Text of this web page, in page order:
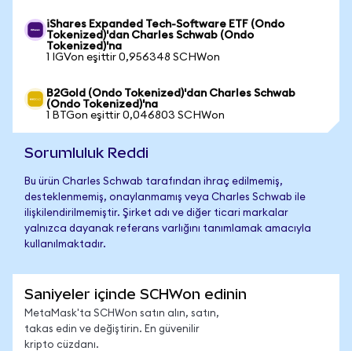
iShares Expanded Tech-Software ETF (Ondo
Tokenized)'dan Charles Schwab (Ondo
Tokenized)'na
1 IGVon eşittir 0,956348 SCHWon
B2Gold (Ondo Tokenized)'dan Charles Schwab
(Ondo Tokenized)'na
1 BTGon eşittir 0,046803 SCHWon
Sorumluluk Reddi
Bu ürün Charles Schwab tarafından ihraç edilmemiş,
desteklenmemiş, onaylanmamış veya Charles Schwab ile
ilişkilendirilmemiştir. Şirket adı ve diğer ticari markalar
yalnızca dayanak referans varlığını tanımlamak amacıyla
kullanılmaktadır.
Saniyeler içinde SCHWon edinin
MetaMask'ta SCHWon satın alın, satın,
takas edin ve değiştirin. En güvenilir
kripto cüzdanı.